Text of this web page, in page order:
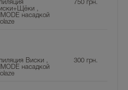
,
насадкой
750грн.
Виски ,
насадкой
300грн.